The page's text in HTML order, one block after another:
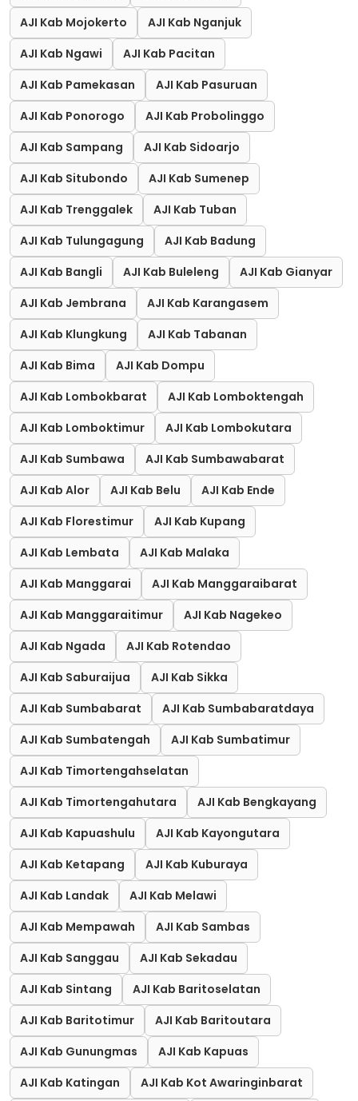
AJI Kab Mojokerto
AJI Kab Nganjuk
AJI Kab Ngawi
AJI Kab Pacitan
AJI Kab Pamekasan
AJI Kab Pasuruan
AJI Kab Ponorogo
AJI Kab Probolinggo
AJI Kab Sampang
AJI Kab Sidoarjo
AJI Kab Situbondo
AJI Kab Sumenep
AJI Kab Trenggalek
AJI Kab Tuban
AJI Kab Tulungagung
AJI Kab Badung
AJI Kab Bangli
AJI Kab Buleleng
AJI Kab Gianyar
AJI Kab Jembrana
AJI Kab Karangasem
AJI Kab Klungkung
AJI Kab Tabanan
AJI Kab Bima
AJI Kab Dompu
AJI Kab Lombokbarat
AJI Kab Lomboktengah
AJI Kab Lomboktimur
AJI Kab Lombokutara
AJI Kab Sumbawa
AJI Kab Sumbawabarat
AJI Kab Alor
AJI Kab Belu
AJI Kab Ende
AJI Kab Florestimur
AJI Kab Kupang
AJI Kab Lembata
AJI Kab Malaka
AJI Kab Manggarai
AJI Kab Manggaraibarat
AJI Kab Manggaraitimur
AJI Kab Nagekeo
AJI Kab Ngada
AJI Kab Rotendao
AJI Kab Saburaijua
AJI Kab Sikka
AJI Kab Sumbabarat
AJI Kab Sumbabaratdaya
AJI Kab Sumbatengah
AJI Kab Sumbatimur
AJI Kab Timortengahselatan
AJI Kab Timortengahutara
AJI Kab Bengkayang
AJI Kab Kapuashulu
AJI Kab Kayongutara
AJI Kab Ketapang
AJI Kab Kuburaya
AJI Kab Landak
AJI Kab Melawi
AJI Kab Mempawah
AJI Kab Sambas
AJI Kab Sanggau
AJI Kab Sekadau
AJI Kab Sintang
AJI Kab Baritoselatan
AJI Kab Baritotimur
AJI Kab Baritoutara
AJI Kab Gunungmas
AJI Kab Kapuas
AJI Kab Katingan
AJI Kab Kot Awaringinbarat